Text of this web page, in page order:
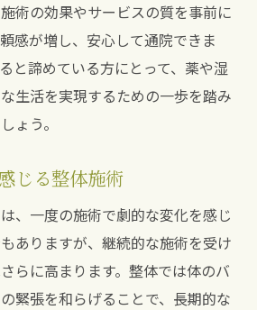
術の効果やサービスの質を事前に
感が増し、安心して通院できま
と諦めている方にとって、薬や湿
生活を実現するための一歩を踏み
ょう。
じる整体施術
、一度の施術で劇的な変化を感じ
ありますが、継続的な施術を受け
らに高まります。整体では体のバ
緊張を和らげることで、長期的な